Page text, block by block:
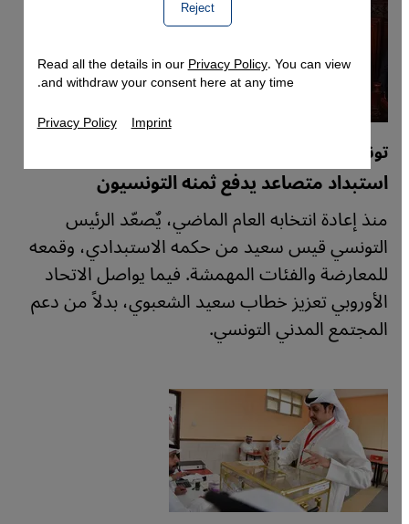
تونس تحت حكم قيس سعيد
استبداد متصاعد يدفع ثمنه التونسيون
منذ إعادة انتخابه العام الماضي، يٌصعّد الرئيس
التونسي قيس سعيد من حكمه الاستبدادي، وقمعه
للمعارضة والفئات المهمشة. فيما يواصل الاتحاد
الأوروبي تعزيز خطاب سعيد الشعبوي، بدلاً من دعم
المجتمع المدني التونسي.
Reject
Read all the details in ourPrivacy Policy. You can view
and withdraw your consent here at any time.
Privacy Policy Imprint